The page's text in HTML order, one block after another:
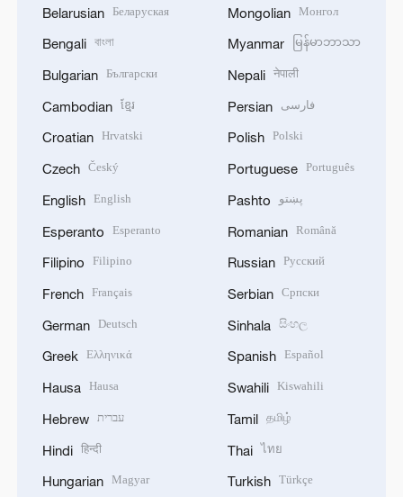
Belarusian Беларуская
Bengali বাংলা
Bulgarian Български
Cambodian ខ្មែរ
Croatian Hrvatski
Czech Český
English English
Esperanto Esperanto
Filipino Filipino
French Français
German Deutsch
Greek Ελληνικά
Hausa Hausa
Hebrew עברית
Hindi हिन्दी
Hungarian Magyar
Mongolian Монгол
Myanmar မြန်မာဘာသာ
Nepali नेपाली
Persian فارسی
Polish Polski
Portuguese Português
Pashto پښتو
Romanian Română
Russian Русский
Serbian Српски
Sinhala සිංහල
Spanish Español
Swahili Kiswahili
Tamil தமிழ்
Thai ไทย
Turkish Türkçe